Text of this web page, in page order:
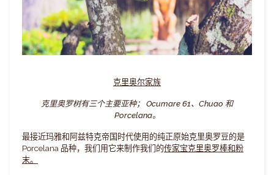
克里奥尔家族
克里奥罗树有三个主要亚种； Ocumare 61、Chuao 和
Porcelana。
最接近玛雅和阿兹特克帝国时代使用的纯正原始克里奥罗豆的是
Porcelana 品种，我们用它来制作我们的传家宝克里奥罗棒和粉
末。